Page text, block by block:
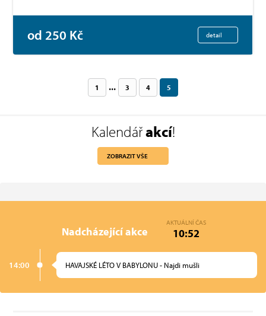
od 250 Kč detail
1 ... 3 4 5
Kalendářakcí!
ZOBRAZIT VŠE
Nadcházející akce
AKTUÁLNÍ ČAS
10:52
14:00 HAVAJSKÉ LÉTO V BABYLONU - Najdi mušli